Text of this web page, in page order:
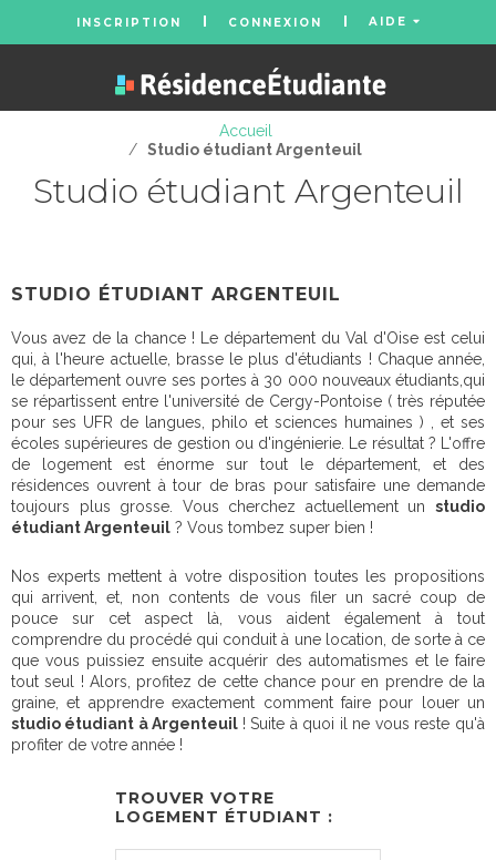
INSCRIPTION CONNEXION AIDE
Accueil
/ Studio étudiant Argenteuil
Studio étudiant Argenteuil
STUDIO ÉTUDIANT ARGENTEUIL
Vous avez de la chance ! Le département du Val d'Oise est celui
qui, à l'heure actuelle, brasse le plus d'étudiants ! Chaque année,
le département ouvre ses portes à 30 000 nouveaux étudiants,qui
se répartissent entre l'université de Cergy-Pontoise ( très réputée
pour ses UFR de langues, philo et sciences humaines ) , et ses
écoles supérieures de gestion ou d'ingénierie. Le résultat ? L'offre
de logement est énorme sur tout le département, et des
résidences ouvrent à tour de bras pour satisfaire une demande
toujours plus grosse. Vous cherchez actuellement un studio
étudiant Argenteuil ? Vous tombez super bien !
Nos experts mettent à votre disposition toutes les propositions
qui arrivent, et, non contents de vous filer un sacré coup de
pouce sur cet aspect là, vous aident également à tout
comprendre du procédé qui conduit à une location, de sorte à ce
que vous puissiez ensuite acquérir des automatismes et le faire
tout seul ! Alors, profitez de cette chance pour en prendre de la
graine, et apprendre exactement comment faire pour louer un
studio étudiant à Argenteuil ! Suite à quoi il ne vous reste qu'à
profiter de votre année !
TROUVER VOTRE
LOGEMENT ÉTUDIANT :